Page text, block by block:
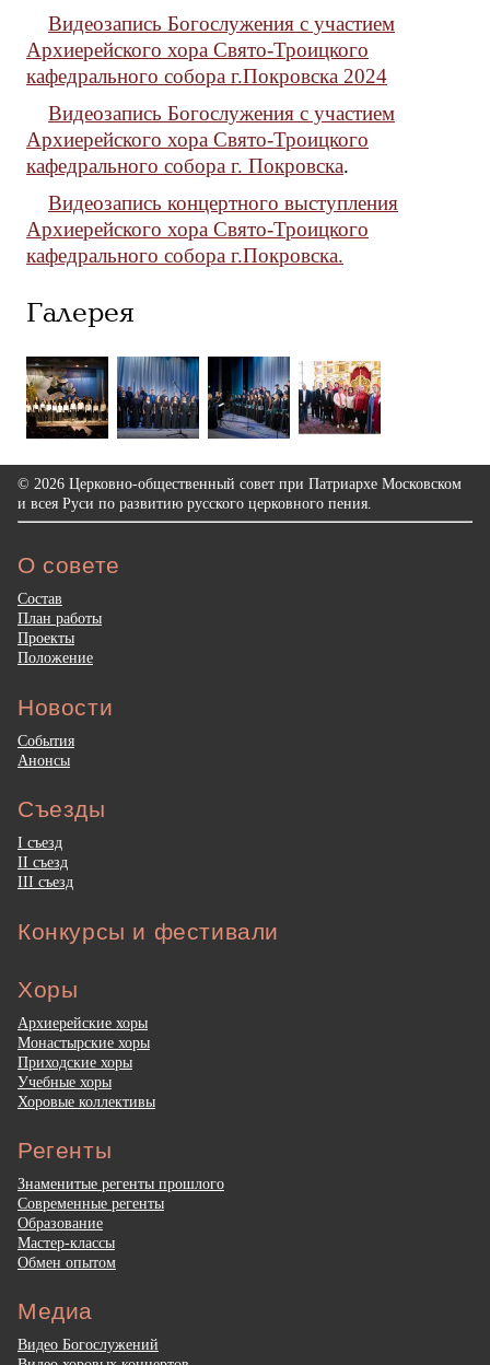
Видеозапись Богослужения с участием
Архиерейского хора Свято-Троицкого
кафедрального собора г.Покровска 2024
Видеозапись Богослужения с участием
Архиерейского хора Свято-Троицкого
кафедрального собора г. Покровска.
Видеозапись концертного выступления
Архиерейского хора Свято-Троицкого
кафедрального собора г.Покровска.
Галерея
© 2026 Церковно-общественный совет при Патриархе Московском
и всея Руси по развитию русского церковного пения.
О совете
Состав
План работы
Проекты
Положение
Новости
События
Анонсы
Съезды
I съезд
II съезд
III съезд
Конкурсы и фестивали
Хоры
Архиерейские хоры
Монастырские хоры
Приходские хоры
Учебные хоры
Хоровые коллективы
Регенты
Знаменитые регенты прошлого
Современные регенты
Образование
Мастер-классы
Обмен опытом
Медиа
Видео Богослужений